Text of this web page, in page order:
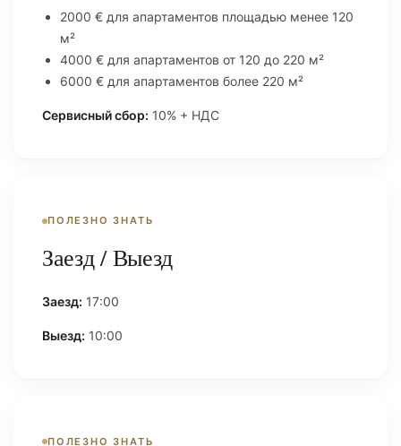
2000 € для апартаментов площадью менее 120
м²
4000 € для апартаментов от 120 до 220 м²
6000 € для апартаментов более 220 м²
Сервисный сбор: 10% + НДС
ПОЛЕЗНО ЗНАТЬ
Заезд / Выезд
Заезд: 17:00
Выезд: 10:00
ПОЛЕЗНО ЗНАТЬ